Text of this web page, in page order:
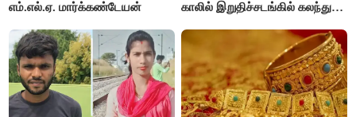
எம்.எல்.ஏ. மார்க்கண்டேயன்
காலில் இறுதிச்சடங்கில் கலந்து